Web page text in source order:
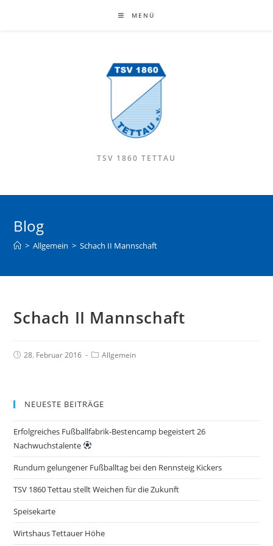
MENÜ
TSV 1860 TETTAU
Blog
> Allgemein > Schach II Mannschaft
Schach II Mannschaft
28. Februar 2016 Allgemein
NEUESTE BEITRÄGE
Erfolgreiches Fußballfabrik-Bestencamp begeistert 26
Nachwuchstalente
Rundum gelungener Fußballtag bei den Rennsteig Kickers
TSV 1860 Tettau stellt Weichen für die Zukunft
Speisekarte
Wirtshaus Tettauer Höhe